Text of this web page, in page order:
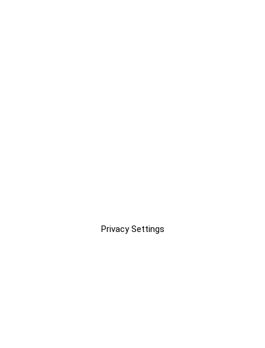
Privacy Settings